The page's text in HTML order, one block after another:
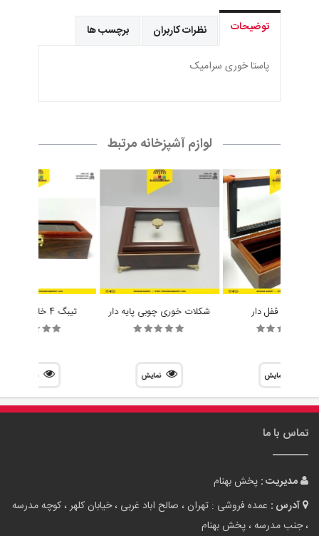
توضیحات نظرات کاربران برچسب ها
پاستا خوری سراميک
لوازم آشپزخانه مرتبط
جا کاردی قفل دار
نمایش
شکلات خوری چوبی پایه دار
نمایش
تیبگ 4 خانه مستطیل
تماس با ما
مدیریت : پخش بهنام
آدرس : عمده فروشی : تهران ، صالح اباد غربی ، خیابان کلهر ، کوچه مدرسه
، جنب مدرسه ، پخش بهنام